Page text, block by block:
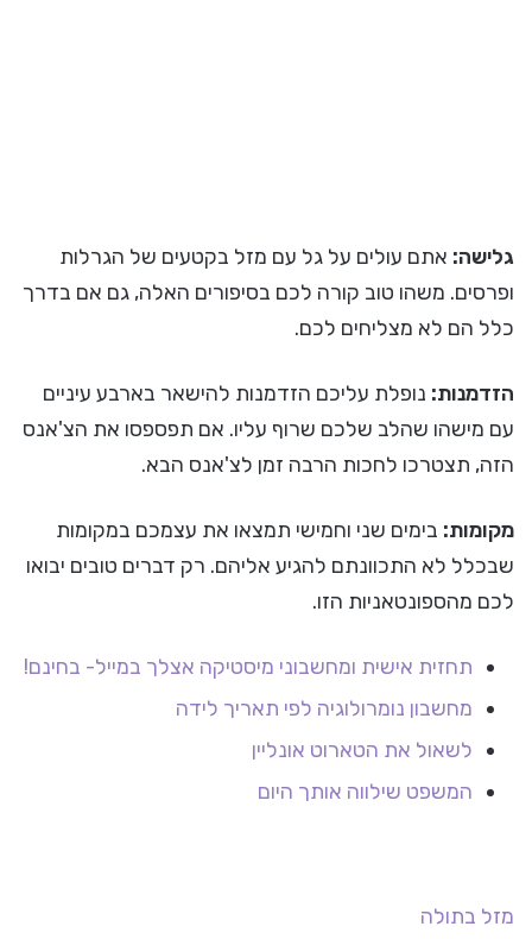
גלישה: אתם עולים על גל עם מזל בקטעים של הגרלות
ופרסים. משהו טוב קורה לכם בסיפורים האלה, גם אם בדרך
כלל הם לא מצליחים לכם.
הזדמנות: נופלת עליכם הזדמנות להישאר בארבע עיניים
עם מישהו שהלב שלכם שרוף עליו. אם תפספסו את הצ'אנס
הזה, תצטרכו לחכות הרבה זמן לצ'אנס הבא.
מקומות: בימים שני וחמישי תמצאו את עצמכם במקומות
שבכלל לא התכוונתם להגיע אליהם. רק דברים טובים יבואו
לכם מהספונטאניות הזו.
תחזית אישית ומחשבוני מיסטיקה אצלך במייל- בחינם!
מחשבון נומרולוגיה לפי תאריך לידה
לשאול את הטארוט אונליין
המשפט שילווה אותך היום
מזל בתולה